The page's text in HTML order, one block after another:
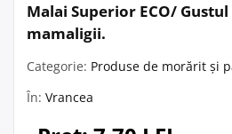
Malai Superior ECO/
mamaligii.
Categorie: Produse de morărit și
În: Vrancea